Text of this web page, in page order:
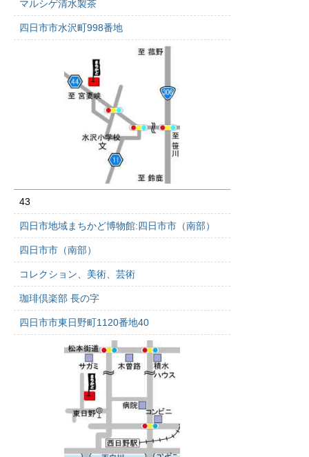
マルシゲ清水製茶
四日市市水沢町998番地
43
四日市地域まちかど博物館:四日市市（南部）
四日市市（南部）
コレクション、美術、芸術
珈琲倶楽部 長の字
四日市市東日野町1120番地40